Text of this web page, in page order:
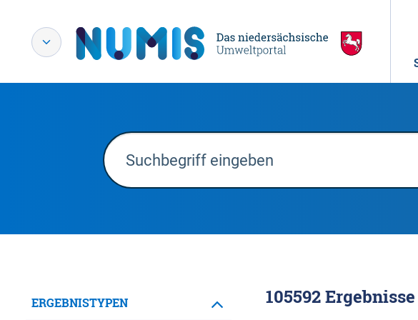
ERGEBNISTYPEN 105592Ergebnisse